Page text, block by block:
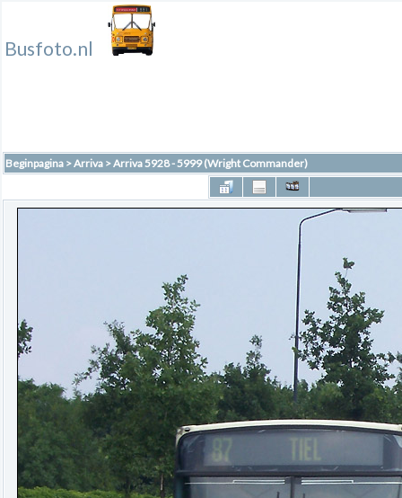
Busfoto.nl
Beginpagina >Arriva >Arriva 5928 - 5999 (Wright Commander)